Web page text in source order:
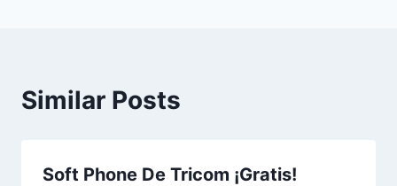
Similar Posts
Soft Phone De Tricom ¡Gratis!